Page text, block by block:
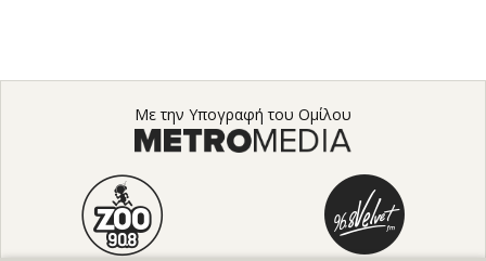
Με την Υπογραφή του Ομίλου